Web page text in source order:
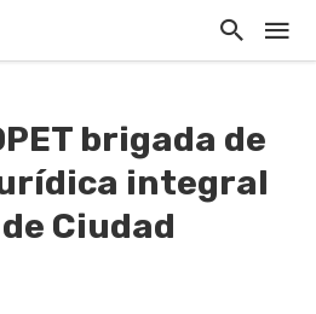
brigada de
integral
de Ciudad